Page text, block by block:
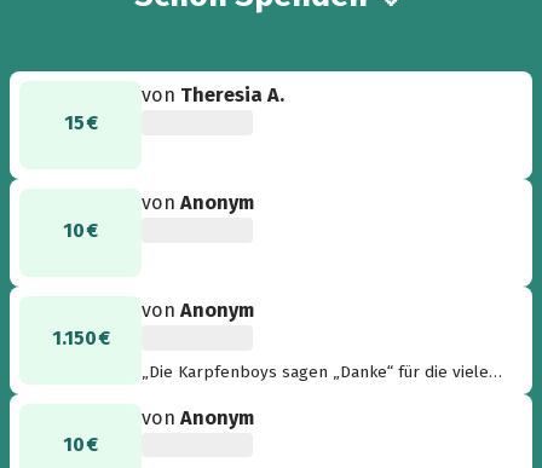
15 €
von Theresia A.
10 €
vonAnonym
1.150 €
vonAnonym
„Die Karpfenboys sagen „Danke“ für die vielen
10 €
vonAnonym